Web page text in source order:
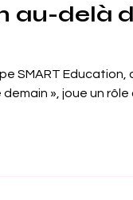
au-delà
SMART Education,
», joue un rôle